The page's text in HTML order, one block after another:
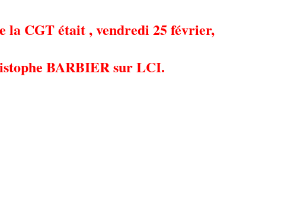
la CGT était , vendredi 25 février,
BARBIER sur LCI.